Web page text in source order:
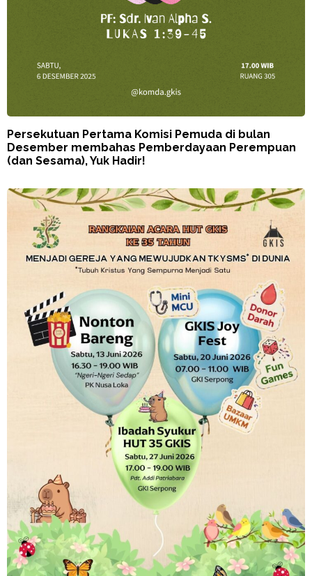
Persekutuan Pertama Komisi Pemuda di bulan
Desember membahas Pemberdayaan Perempuan
(dan Sesama), Yuk Hadir!